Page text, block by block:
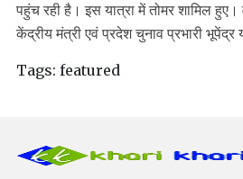
पहुंच रही है। इस यात्रा में तोमर शामिल
केंद्रीय मंत्री एवं प्रदेश चुनाव प्रभारी भूपेंद्र
Tags: featured